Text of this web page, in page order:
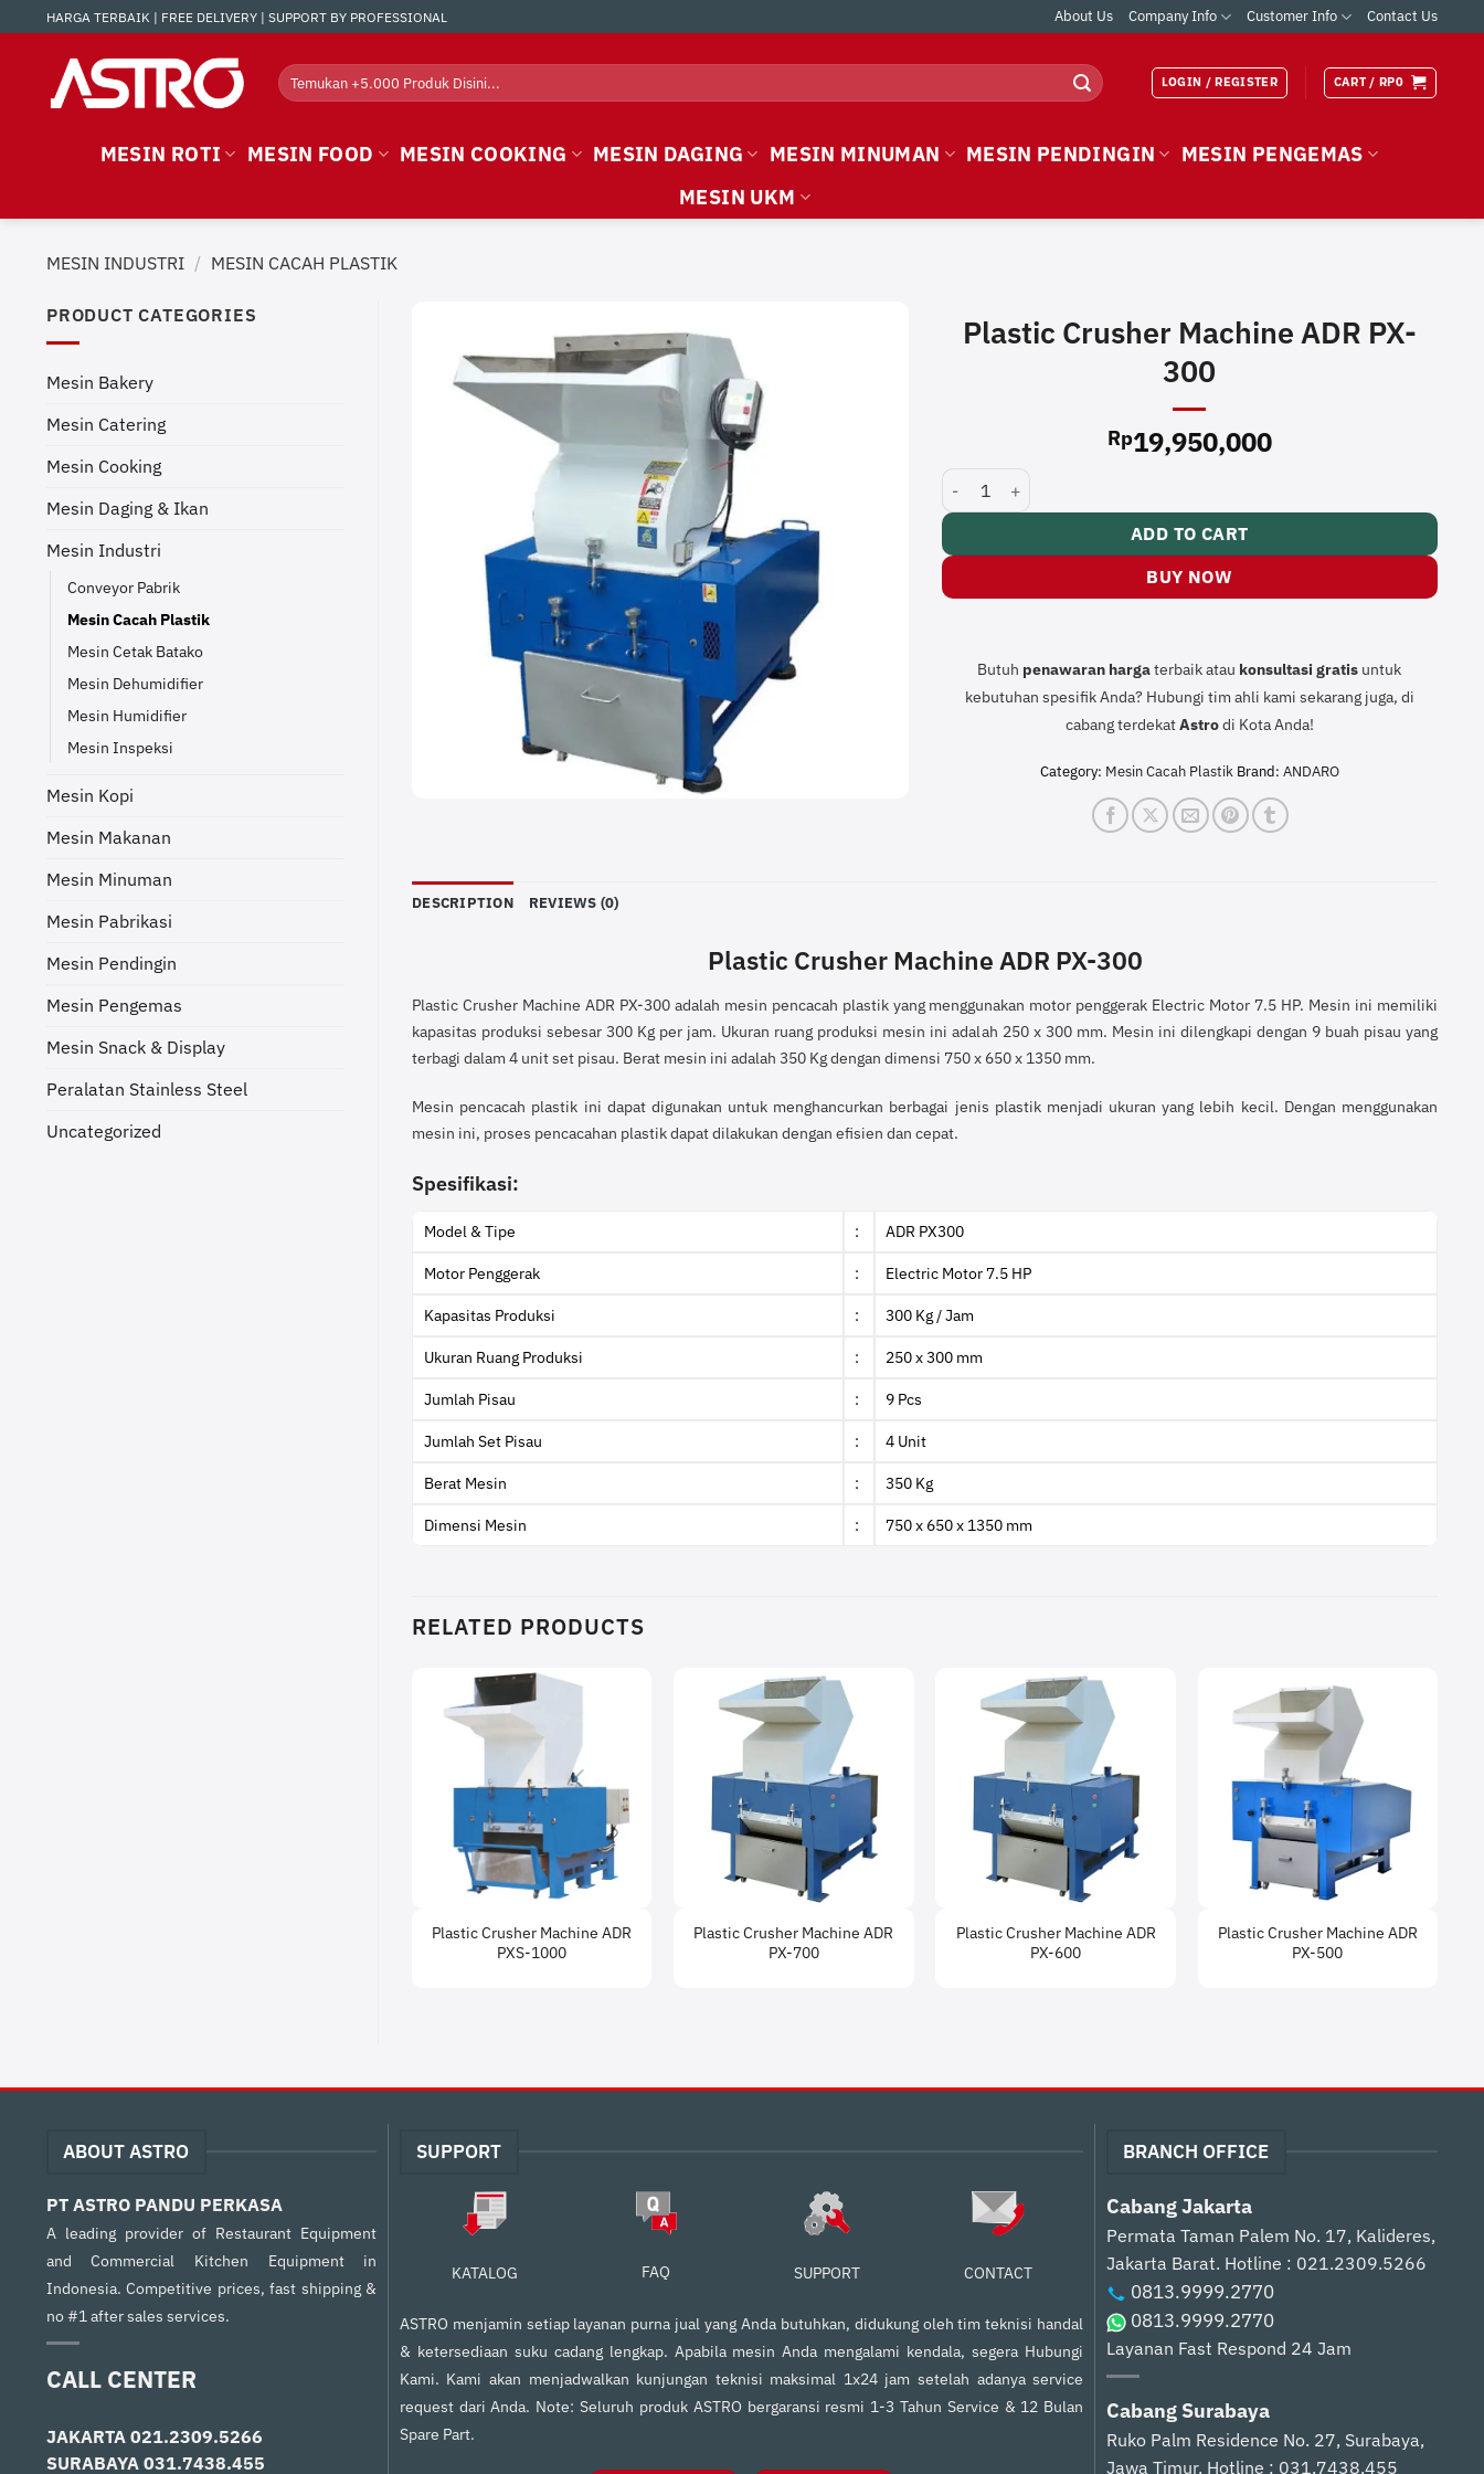
to
HARGA TERBAIK | FREE DELIVERY | SUPPORT BY PROFESSIONAL About Us Company Info Customer Info Contact Us
Search
for:
LOGIN / REGISTER CART / RP0
MESIN ROTI MESIN FOOD MESIN COOKING MESIN DAGING MESIN MINUMAN MESIN PENDINGIN
MESIN PENGEMAS
MESIN UKM
MESIN INDUSTRI / MESIN CACAH PLASTIK
PRODUCT CATEGORIES
Mesin Bakery
Mesin Catering
Mesin Cooking
Mesin Daging & Ikan
Mesin Industri
Conveyor Pabrik
Mesin Cacah Plastik
Mesin Cetak Batako
Mesin Dehumidifier
Mesin Humidifier
Mesin Inspeksi
Mesin Kopi
Mesin Makanan
Mesin Minuman
Mesin Pabrikasi
Mesin Pendingin
Mesin Pengemas
Mesin Snack & Display
Peralatan Stainless Steel
Uncategorized
Plastic Crusher Machine ADR PX-
300
Rp19,950,000
Plastic Crusher Machine ADR PX-300 quantity
ADD TO CART
BUY NOW
Butuh penawaran hargaterbaik atau konsultasigratis untuk
kebutuhan spesifik Anda? Hubungi tim ahli kami sekarang juga, di
cabang terdekatAstrodi Kota Anda!
Category: Mesin Cacah Plastik Brand: ANDARO
DESCRIPTION REVIEWS (0)
Plastic Crusher Machine ADR PX-300
Plastic Crusher Machine ADR PX-300 adalah mesin pencacah plastik yang menggunakan motor penggerak Electric Motor 7.5 HP. Mesin ini memiliki
kapasitas produksi sebesar 300 Kg per jam. Ukuran ruang produksi mesin ini adalah 250 x 300 mm. Mesin ini dilengkapi dengan 9 buah pisau yang
terbagi dalam 4 unit set pisau. Berat mesin ini adalah 350 Kg dengan dimensi 750 x 650 x 1350 mm.
Mesin pencacah plastik ini dapat digunakan untuk menghancurkan berbagai jenis plastik menjadi ukuran yang lebih kecil. Dengan menggunakan
mesin ini, proses pencacahan plastik dapat dilakukan dengan efisien dan cepat.
Spesifikasi:
Model & Tipe : ADR PX300
Motor Penggerak : Electric Motor 7.5 HP
Kapasitas Produksi : 300 Kg / Jam
Ukuran Ruang Produksi : 250 x 300 mm
Jumlah Pisau : 9 Pcs
Jumlah Set Pisau : 4 Unit
Berat Mesin : 350 Kg
Dimensi Mesin : 750 x 650 x 1350 mm
RELATED PRODUCTS
Plastic Crusher Machine ADR
PXS-1000
Plastic Crusher Machine ADR
PX-700
Plastic Crusher Machine ADR
PX-600
Plastic Crusher Machine ADR
PX-500
ABOUT ASTRO
PT ASTRO PANDU PERKASA
A leading provider of Restaurant Equipment
and Commercial Kitchen Equipment in
Indonesia. Competitive prices, fast shipping &
no #1 after sales services.
CALL CENTER
JAKARTA 021.2309.5266
SURABAYA 031.7438.455
SUPPORT
KATALOG FAQ SUPPORT CONTACT
ASTRO menjamin setiap layanan purna jual yang Anda butuhkan, didukung oleh tim teknisi handal
& ketersediaan suku cadang lengkap. Apabila mesin Anda mengalami kendala, segera Hubungi
Kami. Kami akan menjadwalkan kunjungan teknisi maksimal 1x24 jam setelah adanya service
request dari Anda. Note: Seluruh produk ASTRO bergaransi resmi 1-3 Tahun Service & 12 Bulan
Spare Part.
BRANCH OFFICE
Cabang Jakarta
Permata Taman Palem No. 17, Kalideres,
Jakarta Barat. Hotline : 021.2309.5266
0813.9999.2770
0813.9999.2770
Layanan Fast Respond 24 Jam
Cabang Surabaya
Ruko Palm Residence No. 27, Surabaya,
Jawa Timur. Hotline : 031.7438.455